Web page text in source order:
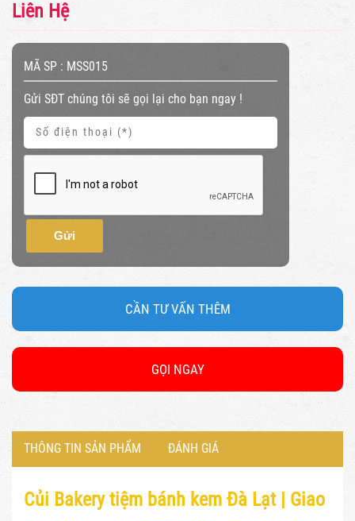
Liên Hệ
MÃ SP : MSS015
Gửi SĐT chúng tôi sẽ gọi lại cho bạn ngay !
Gửi
CẦN TƯ VẤN THÊM
GỌI NGAY
THÔNG TIN SẢN PHẨM ĐÁNH GIÁ
Củi Bakery tiệm bánh kem Đà Lạt | Giao